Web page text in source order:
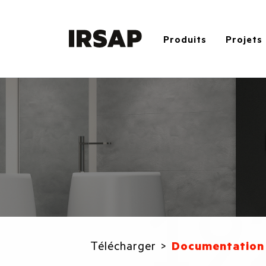
Produits Projets
Télécharger Documentation